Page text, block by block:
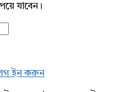
যাবেন।
ইন করুন